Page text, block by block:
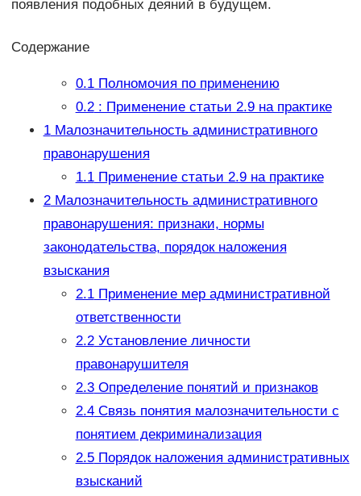
появления подобных деяний в будущем.
Содержание
0.1Полномочия по применению
0.2: Применение статьи 2.9 на практике
1Малозначительность административного
правонарушения
1.1Применение статьи 2.9 на практике
2Малозначительность административного
правонарушения: признаки, нормы
законодательства, порядок наложения
взыскания
2.1Применение мер административной
ответственности
2.2Установление личности
правонарушителя
2.3Определение понятий и признаков
2.4Связь понятия малозначительности с
понятием декриминализация
2.5Порядок наложения административных
взысканий